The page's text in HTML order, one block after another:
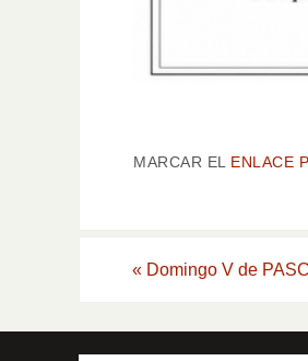
MARCAR EL ENLACE
« Domingo V de